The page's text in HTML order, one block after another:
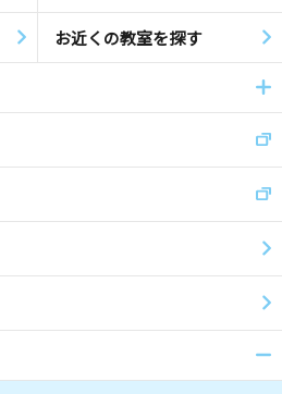
お近くの教室を探す